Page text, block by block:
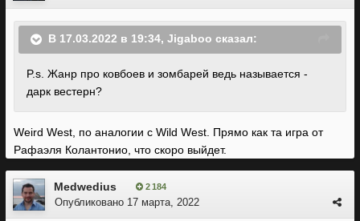
В 17.03.2022 в 19:34, Jigaboo сказал:
P.s. Жанр про ковбоев и зомбарей ведь называется -
дарк вестерн?
Weird West, по аналогии с Wild West. Прямо как та игра от
Рафаэля Колантонио, что скоро выйдет.
Medwedius 2 184
Опубликовано 17 марта, 2022